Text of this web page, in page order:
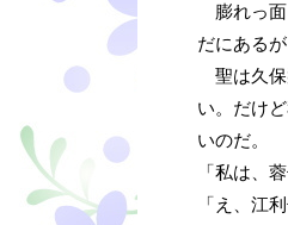
膨れっ面
だにある
聖は久保
い。だけ
いのだ。
「私は、
「え、江